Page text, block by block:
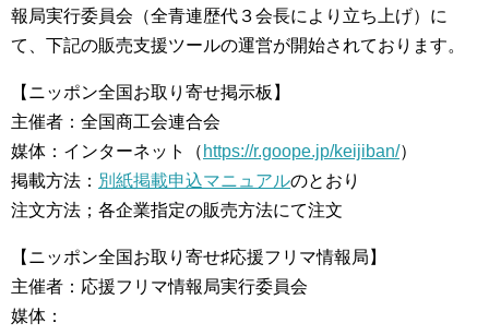
報局実行委員会（全青連歴代３会長により立ち上げ）に
て、下記の販売支援ツールの運営が開始されております。
【ニッポン全国お取り寄せ掲示板】
主催者：全国商工会連合会
媒体：インターネット（ https://r.goope.jp/keijiban/）
掲載方法： 別紙掲載申込マニュアルのとおり
注文方法；各企業指定の販売方法にて注文
【ニッポン全国お取り寄せ♯応援フリマ情報局】
主催者：応援フリマ情報局実行委員会
媒体：